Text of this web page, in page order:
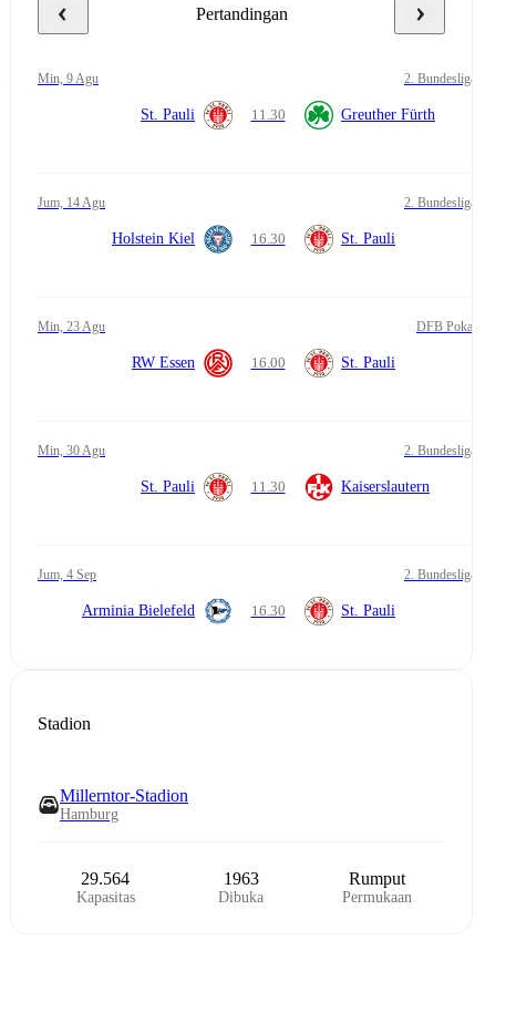
Pertandingan
Min, 9 Agu 2. Bundesliga
St. Pauli 11.30 Greuther Fürth
Jum, 14 Agu 2. Bundesliga
Holstein Kiel 16.30 St. Pauli
Min, 23 Agu DFB Pokal
RW Essen 16.00 St. Pauli
Min, 30 Agu 2. Bundesliga
St. Pauli 11.30 Kaiserslautern
Jum, 4 Sep 2. Bundesliga
Arminia Bielefeld 16.30 St. Pauli
Stadion
Millerntor-Stadion
Hamburg
29.564
Kapasitas
1963
Dibuka
Rumput
Permukaan